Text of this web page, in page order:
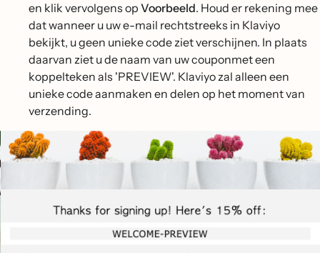
en klik vervolgens op Voorbeeld. Houd er rekening mee
dat wanneer u uw e-mail rechtstreeks in Klaviyo
bekijkt, u geen unieke code ziet verschijnen. In plaats
daarvan ziet u de naam van uw couponmet een
koppelteken als 'PREVIEW'. Klaviyo zal alleen een
unieke code aanmaken en delen op het moment van
verzending.